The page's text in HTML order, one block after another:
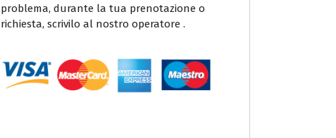
problema, durante la tua prenotazione o
richiesta, scrivilo al nostro operatore .